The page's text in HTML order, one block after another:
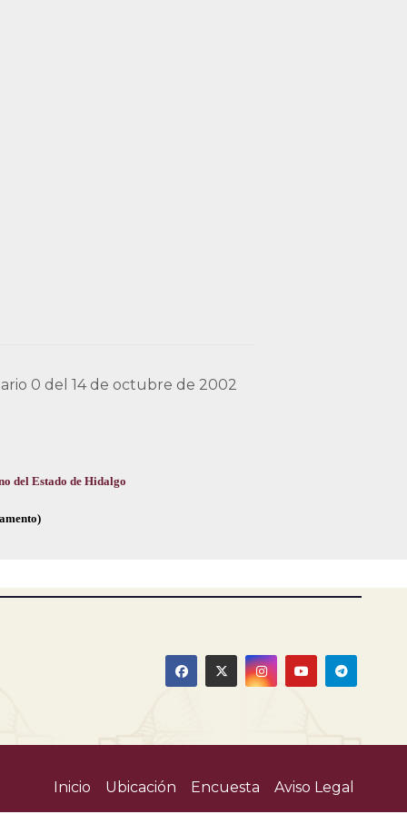
0 del 14 de octubre de 2002
del Estado de Hidalgo
Inicio Ubicación Encuesta Aviso Legal